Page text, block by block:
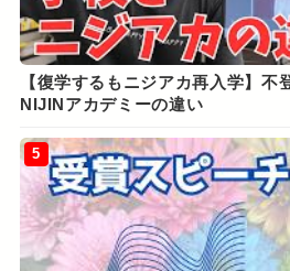
【復学するもニジアカ再入学】不
NIJINアカデミーの違い
5